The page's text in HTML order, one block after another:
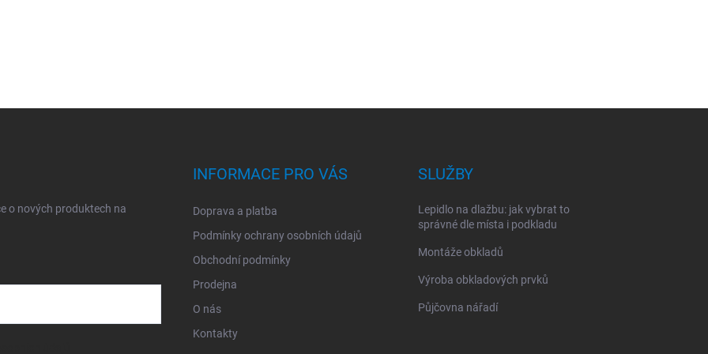
o nových produktech na
INFORMACE PRO VÁS
Doprava a platba
Podmínky ochrany osobních údajů
Obchodní podmínky
Prodejna
O nás
Kontakty
SLUŽBY
Lepidlo na dlažbu: jak vybrat to
správné dle místa i podkladu
Montáže obkladů
Výroba obkladových prvků
Půjčovna nářadí